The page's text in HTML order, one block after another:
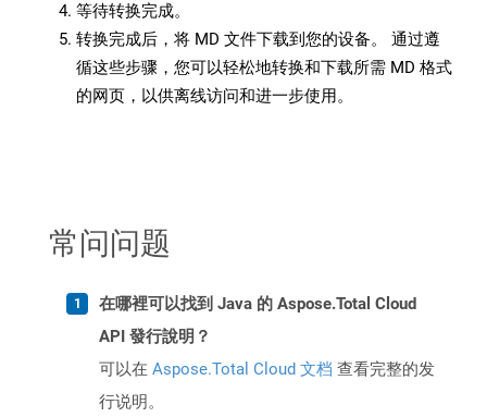
等待转换完成。
转换完成后，将 MD 文件下载到您的设备。 通过遵
循这些步骤，您可以轻松地转换和下载所需 MD 格式
的网页，以供离线访问和进一步使用。
常问问题
在哪裡可以找到 Java 的 Aspose.Total Cloud
API 發行說明？
可以在 Aspose.Total Cloud 文档 查看完整的发
行说明。